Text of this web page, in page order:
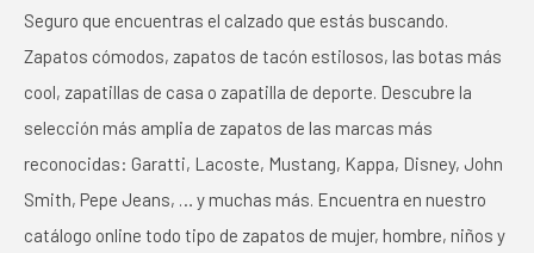
Seguro que encuentras el calzado que estás buscando.
Zapatos cómodos, zapatos de tacón estilosos, las botas más
cool, zapatillas de casa o zapatilla de deporte. Descubre la
selección más amplia de zapatos de las marcas más
reconocidas: Garatti, Lacoste, Mustang, Kappa, Disney, John
Smith, Pepe Jeans, … y muchas más. Encuentra en nuestro
catálogo online todo tipo de zapatos de mujer, hombre, niños y